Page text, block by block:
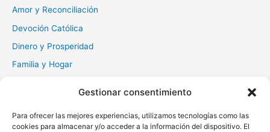
Gestionar consentimiento
Para ofrecer las mejores experiencias, utilizamos tecnologías como las
cookies para almacenar y/o acceder a la información del dispositivo. El
Amor y Reconciliación
Devoción Católica
Dinero y Prosperidad
Familia y Hogar
Muerte y Difuntos